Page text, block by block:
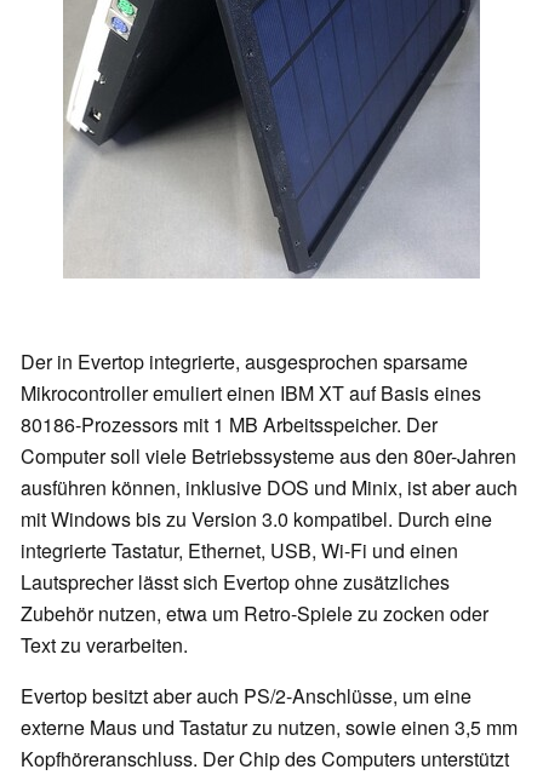
Der in Evertop integrierte, ausgesprochen sparsame
Mikrocontroller emuliert einen IBM XT auf Basis eines
80186-Prozessors mit 1 MB Arbeitsspeicher. Der
Computer soll viele Betriebssysteme aus den 80er-Jahren
ausführen können, inklusive DOS und Minix, ist aber auch
mit Windows bis zu Version 3.0 kompatibel. Durch eine
integrierte Tastatur, Ethernet, USB, Wi-Fi und einen
Lautsprecher lässt sich Evertop ohne zusätzliches
Zubehör nutzen, etwa um Retro-Spiele zu zocken oder
Text zu verarbeiten.
Evertop besitzt aber auch PS/2-Anschlüsse, um eine
externe Maus und Tastatur zu nutzen, sowie einen 3,5 mm
Kopfhöreranschluss. Der Chip des Computers unterstützt